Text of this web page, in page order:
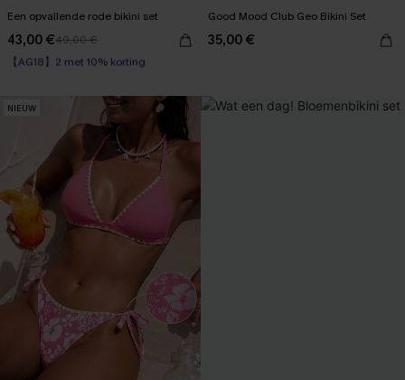
Een opvallende rode bikini set
43,00 €49,00 €
【AG18】2 met 10% korting
Underwire
Good Mood Club Geo Bikini Set
35,00 €
NIEUW